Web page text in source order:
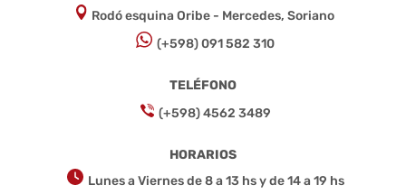
Rodó esquina Oribe - Mercedes, Soriano
(+598) 091 582 310
TELÉFONO
(+598) 4562 3489
HORARIOS
Lunes a Viernes de 8 a 13 hs y de 14 a 19 hs